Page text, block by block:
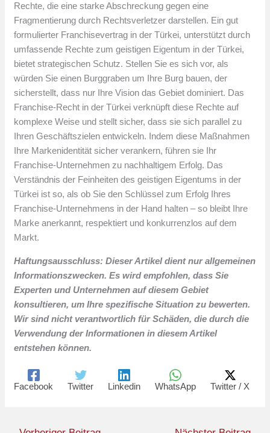
Rechte, die eine starke Abschreckung gegen eine
Fragmentierung durch Rechtsverletzer darstellen. Ein gut
formulierter Franchisevertrag in der Türkei, unterstützt durch
umfassende Rechte zum geistigen Eigentum in der Türkei,
bietet strategischen Schutz. Stellen Sie es sich vor, als
würden Sie einen Burggraben um Ihre Burg bauen, der
sicherstellt, dass nur Ihre Vision das Gebiet dominiert. Das
Franchise-Recht in der Türkei verknüpft diese Rechte auf
komplexe Weise und stellt sicher, dass sie sich parallel zu
Ihren Geschäftszielen entwickeln. Indem diese Maßnahmen
Ihre Markenidentität sicher verankern, führen sie Ihr
Franchise-Unternehmen zu nachhaltigem Erfolg. Das
Verständnis der Feinheiten des geistigen Eigentums in der
Türkei ist so, als ob Sie den Schlüssel zum Erfolg Ihres
Franchise-Unternehmens in der Hand halten – so bleibt Ihre
Marke anerkannt, respektiert und konkurrenzlos auf dem
Markt.
Haftungsausschluss: Dieser Artikel dient nur allgemeinen
Informationszwecken. Es wird empfohlen, dass Sie
Experten und Unternehmen auf diesem Gebiet
konsultieren, um Ihre spezifische Situation zu bewerten.
Wir sind nicht verantwortlich für Schäden, die durch die
Verwendung der Informationen in diesem Artikel
entstehen können.
Facebook Twitter Linkedin WhatsApp Twitter / X